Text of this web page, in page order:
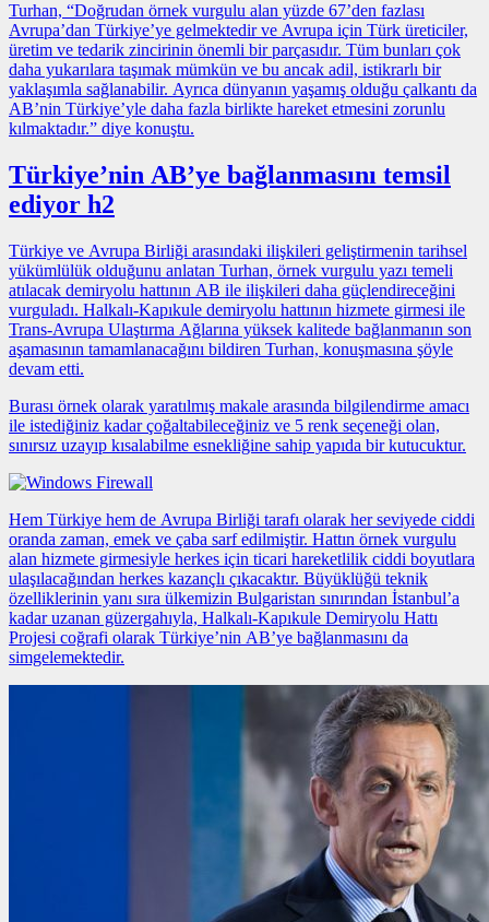
Turhan, “Doğrudan örnek vurgulu alan yüzde 67’den fazlası
Avrupa’dan Türkiye’ye gelmektedir ve Avrupa için Türk üreticiler,
üretim ve tedarik zincirinin önemli bir parçasıdır. Tüm bunları çok
daha yukarılara taşımak mümkün ve bu ancak adil, istikrarlı bir
yaklaşımla sağlanabilir. Ayrıca dünyanın yaşamış olduğu çalkantı da
AB’nin Türkiye’yle daha fazla birlikte hareket etmesini zorunlu
kılmaktadır.” diye konuştu.
Türkiye’nin AB’ye bağlanmasını temsil
ediyor h2
Türkiye ve Avrupa Birliği arasındaki ilişkileri geliştirmenin tarihsel
yükümlülük olduğunu anlatan Turhan, örnek vurgulu yazı temeli
atılacak demiryolu hattının AB ile ilişkileri daha güçlendireceğini
vurguladı. Halkalı-Kapıkule demiryolu hattının hizmete girmesi ile
Trans-Avrupa Ulaştırma Ağlarına yüksek kalitede bağlanmanın son
aşamasının tamamlanacağını bildiren Turhan, konuşmasına şöyle
devam etti.
Burası örnek olarak yaratılmış makale arasında bilgilendirme amacı
ile istediğiniz kadar çoğaltabileceğiniz ve 5 renk seçeneği olan,
sınırsız uzayıp kısalabilme esnekliğine sahip yapıda bir kutucuktur.
Hem Türkiye hem de Avrupa Birliği tarafı olarak her seviyede ciddi
oranda zaman, emek ve çaba sarf edilmiştir. Hattın örnek vurgulu
alan hizmete girmesiyle herkes için ticari hareketlilik ciddi boyutlara
ulaşılacağından herkes kazançlı çıkacaktır. Büyüklüğü teknik
özelliklerinin yanı sıra ülkemizin Bulgaristan sınırından İstanbul’a
kadar uzanan güzergahıyla, Halkalı-Kapıkule Demiryolu Hattı
Projesi coğrafi olarak Türkiye’nin AB’ye bağlanmasını da
simgelemektedir.